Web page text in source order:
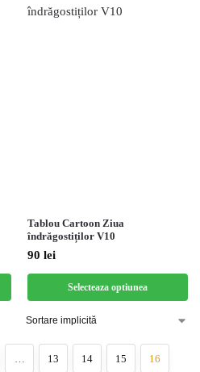
Tablou Cartoon Ziua
îndrăgostiților V10
90 lei
Selecteaza optiunea
… 13 14 15 16